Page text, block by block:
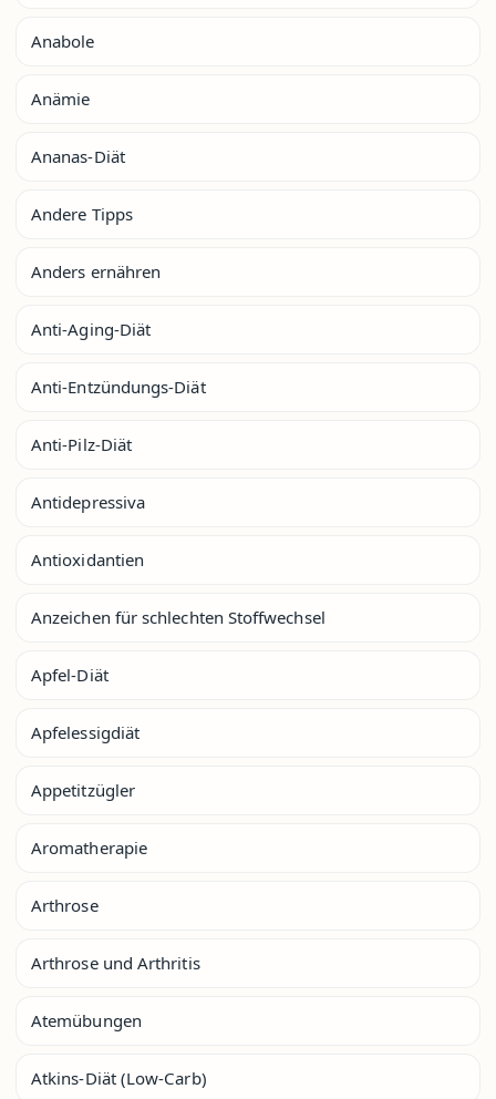
Anabole
Anämie
Ananas-Diät
Andere Tipps
Anders ernähren
Anti-Aging-Diät
Anti-Entzündungs-Diät
Anti-Pilz-Diät
Antidepressiva
Antioxidantien
Anzeichen für schlechten Stoffwechsel
Apfel-Diät
Apfelessigdiät
Appetitzügler
Aromatherapie
Arthrose
Arthrose und Arthritis
Atemübungen
Atkins-Diät (Low-Carb)